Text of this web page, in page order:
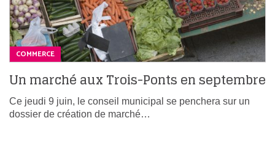
COMMERCE
Un marché aux Trois-Ponts en septembre
Ce jeudi 9 juin, le conseil municipal se penchera sur un
dossier de création de marché…